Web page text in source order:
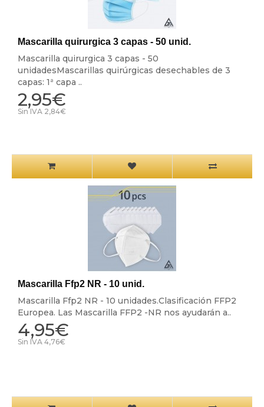
Mascarilla quirurgica 3 capas - 50 unid.
Mascarilla quirurgica 3 capas - 50
unidadesMascarillas quirúrgicas desechables de 3
capas: 1ª capa ..
2,95€
Sin IVA 2,84€
Mascarilla Ffp2 NR - 10 unid.
Mascarilla Ffp2 NR - 10 unidades.Clasificación FFP2
Europea. Las Mascarilla FFP2 -NR nos ayudarán a..
4,95€
Sin IVA 4,76€